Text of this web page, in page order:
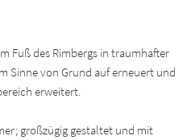
Fuß des Rimbergs in traumhafter
Sinne von Grund auf erneuert und
erweitert.
großzügig gestaltet und mit